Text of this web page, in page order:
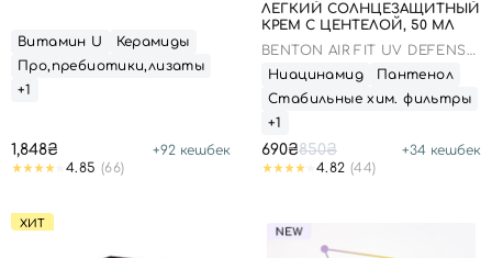
Витамин U
Керамиды
Про,пребиотики,лизаты
+1
1,848₴ +92 кешбек
4.85 (66)
ЛЕГКИЙ СОЛНЦЕЗАЩИТНЫЙ
КРЕМ С ЦЕНТЕЛОЙ, 50 МЛ
BENTON AIR FIT UV DEFENSE
SUN CREAM SPF50
Ниацинамид
Пантенол
Стабильные хим. фильтры
+1
690₴850₴ +34 кешбек
4.82 (44)
ХИТ